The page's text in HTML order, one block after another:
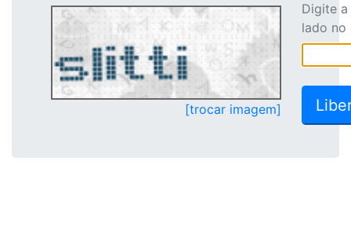
[trocar imagem]
Digite
lado no